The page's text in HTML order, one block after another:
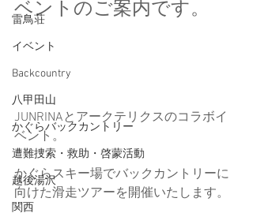
雷鳥荘
イベント
Backcountry
八甲田山
かぐらバックカントリー
遭難捜索・救助・啓蒙活動
越後湯沢
関西
ベントのご案内です。
JUNRINAとアークテリクスのコラボイ
ベント。
かぐらスキー場でバックカントリーに
向けた滑走ツアーを開催いたします。